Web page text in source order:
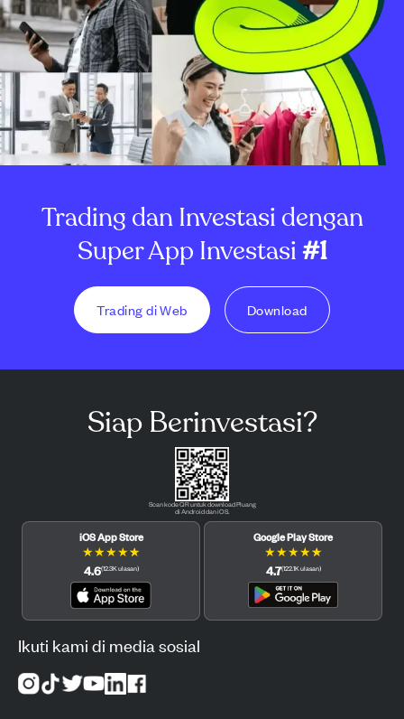
Trading dan Investasi dengan
Super App Investasi#1
Trading di Web Download
Siap Berinvestasi?
Scan kode QR untuk download Pluang
di Android dan iOS.
iOS App Store
★★★★★
4.6(12.3Kulasan)
Google Play Store
★★★★★
4.7(122.1Kulasan)
Ikuti kami di media sosial